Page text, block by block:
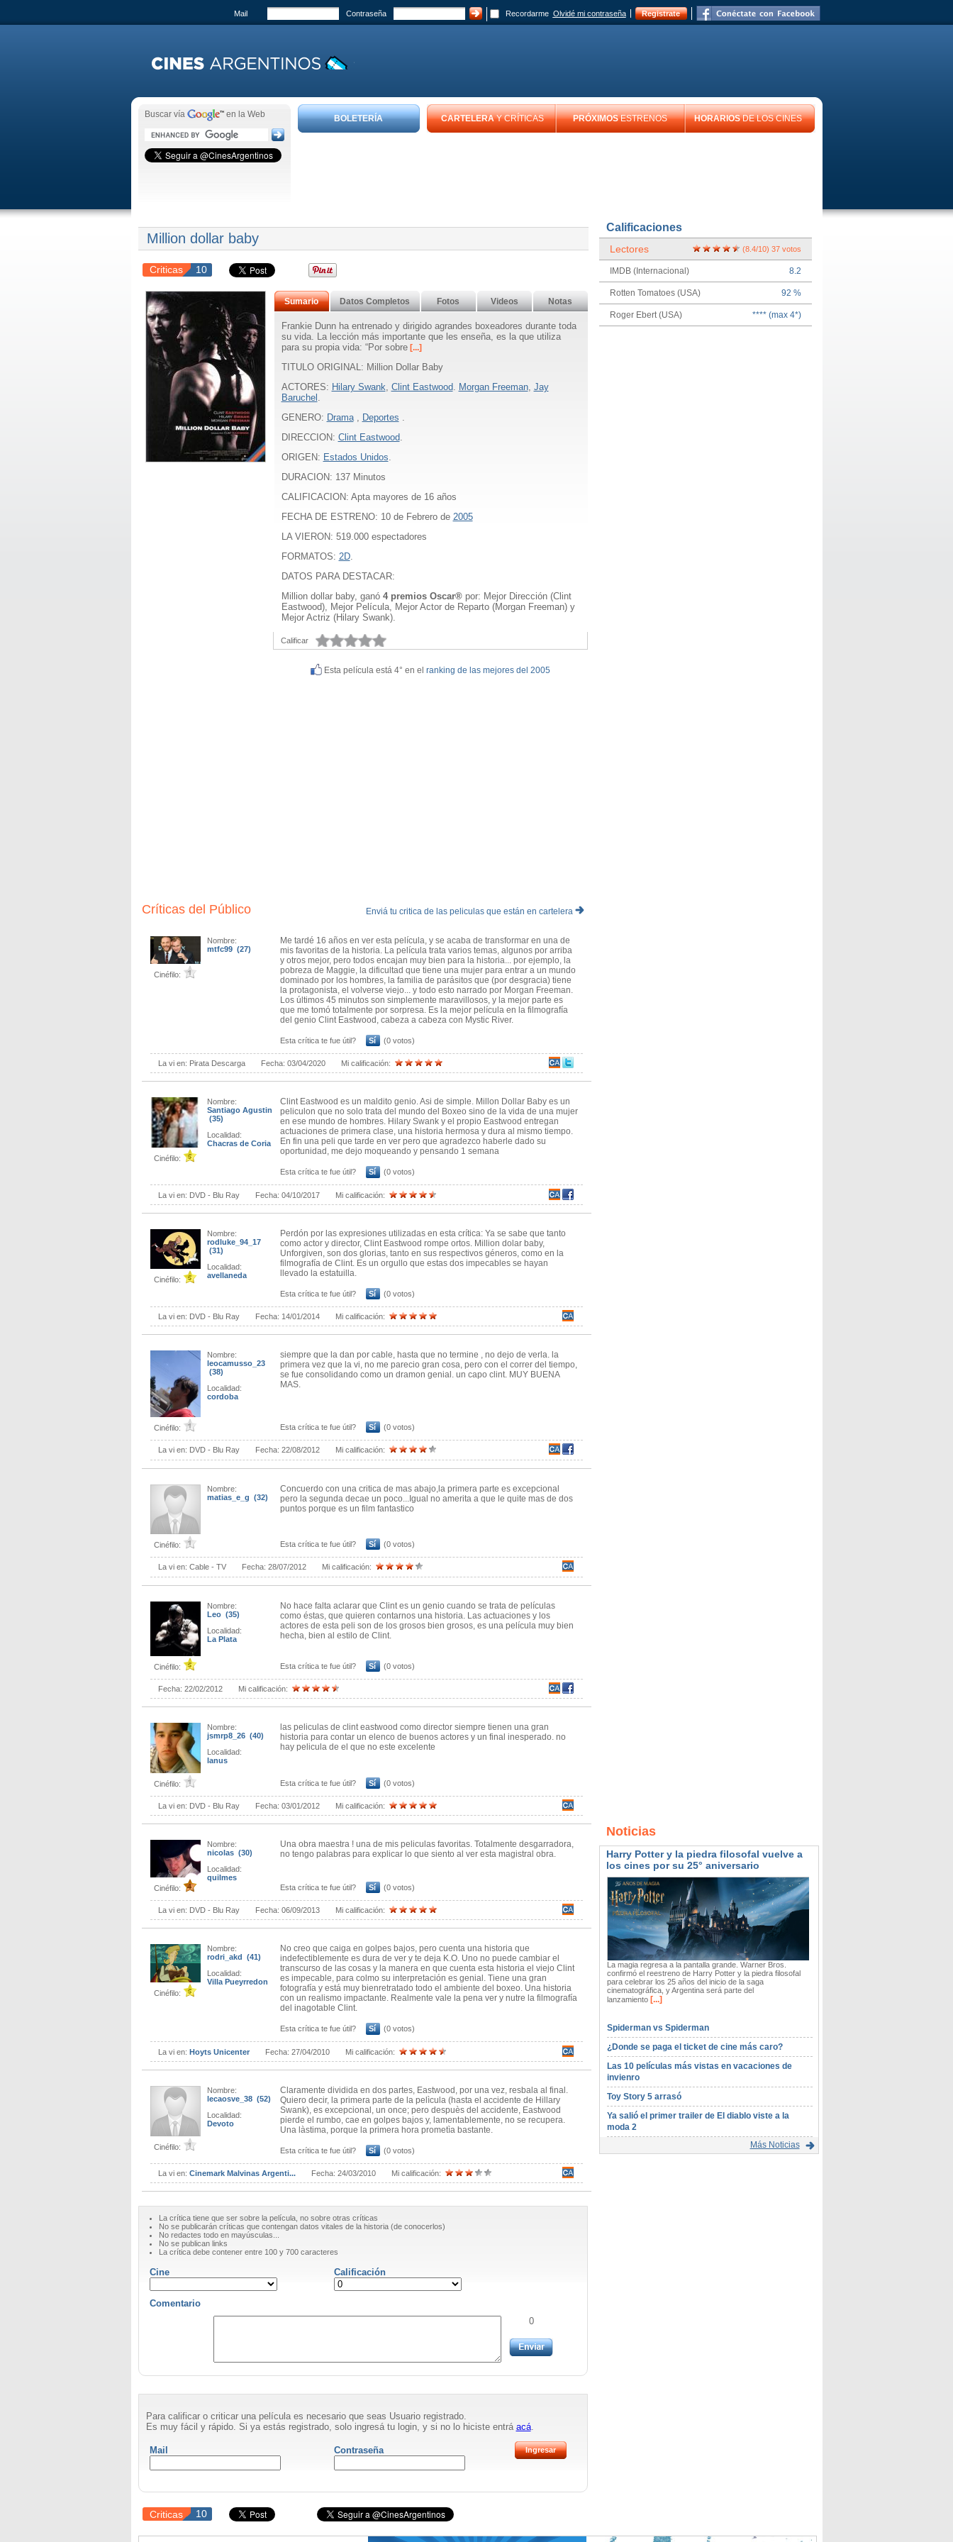
Mail Contraseña Recordarme Olvidé mi contraseña Registrate
Buscar vía en la Web BOLETERÍA CARTELERAY CRÍTICAS PRÓXIMOSESTRENOS HORARIOSDE LOS CINES
Million dollar baby
Criticas 10
Sumario Datos Completos Fotos Videos Notas
Frankie Dunn ha entrenado y dirigido agrandes boxeadores durante toda
su vida. La lección más importante que les enseña, es la que utiliza
para su propia vida: “Por sobre[...]
TITULO ORIGINAL: Million Dollar Baby
ACTORES: Hilary Swank, Clint Eastwood. Morgan Freeman, Jay
Baruchel .
GENERO: Drama, Deportes .
DIRECCION: Clint Eastwood.
ORIGEN: Estados Unidos.
DURACION: 137Minutos
CALIFICACION: Apta mayores de 16 años
FECHA DE ESTRENO: 10 de Febrero de 2005
LA VIERON: 519.000 espectadores
FORMATOS: 2D.
DATOS PARA DESTACAR:
Million dollar baby, ganó 4 premios Oscar® por: Mejor Dirección (Clint
Eastwood), Mejor Película, Mejor Actor de Reparto (Morgan Freeman) y
Mejor Actriz (Hilary Swank).
Calificar
Esta película está 4° en el ranking de las mejores del 2005
Enviá tu critica de las peliculas que están en cartelera
Críticas del Público
Cinéfilo:
Nombre:
mtfc99 (27)
Me tardé 16 años en ver esta película, y se acaba de transformar en una de
mis favoritas de la historia. La película trata varios temas, algunos por arriba
y otros mejor, pero todos encajan muy bien para la historia... por ejemplo, la
pobreza de Maggie, la dificultad que tiene una mujer para entrar a un mundo
dominado por los hombres, la familia de parásitos que (por desgracia) tiene
la protagonista, el volverse viejo... y todo esto narrado por Morgan Freeman.
Los últimos 45 minutos son simplemente maravillosos, y la mejor parte es
que me tomó totalmente por sorpresa. Es la mejor película en la filmografía
del genio Clint Eastwood, cabeza a cabeza con Mystic River.
Esta crítica te fue útil? Sí (0 votos)
La vi en: Pirata Descarga Fecha:03/04/2020 Mi calificación:
Cinéfilo:
Nombre:
Santiago Agustin
(35)
Localidad:
Chacras de Coria
Clint Eastwood es un maldito genio. Asi de simple. Millon Dollar Baby es un
peliculon que no solo trata del mundo del Boxeo sino de la vida de una mujer
en ese mundo de hombres. Hilary Swank y el propio Eastwood entregan
actuaciones de primera clase, una historia hermosa y dura al mismo tiempo.
En fin una peli que tarde en ver pero que agradezco haberle dado su
oportunidad, me dejo moqueando y pensando 1 semana
Esta crítica te fue útil? Sí (0 votos)
La vi en: DVD - Blu Ray Fecha:04/10/2017 Mi calificación:
Cinéfilo:
Nombre:
rodluke_94_17
(31)
Localidad:
avellaneda
Perdón por las expresiones utilizadas en esta crítica: Ya se sabe que tanto
como actor y director, Clint Eastwood rompe ortos. Million dolar baby,
Unforgiven, son dos glorias, tanto en sus respectivos géneros, como en la
filmografía de Clint. Es un orgullo que estas dos impecables se hayan
llevado la estatuilla.
Esta crítica te fue útil? Sí (0 votos)
La vi en: DVD - Blu Ray Fecha: 14/01/2014 Mi calificación:
Cinéfilo:
Nombre:
leocamusso_23
(38)
Localidad:
cordoba
siempre que la dan por cable, hasta que no termine , no dejo de verla. la
primera vez que la vi, no me parecio gran cosa, pero con el correr del tiempo,
se fue consolidando como un dramon genial. un capo clint. MUY BUENA
MAS.
Esta crítica te fue útil? Sí (0 votos)
La vi en: DVD - Blu Ray Fecha:22/08/2012 Mi calificación:
Cinéfilo:
Nombre:
matias_e_g (32)
Concuerdo con una critica de mas abajo,la primera parte es excepcional
pero la segunda decae un poco...Igual no amerita a que le quite mas de dos
puntos porque es un film fantastico
Esta crítica te fue útil? Sí (0 votos)
La vi en:Cable - TV Fecha:28/07/2012 Mi calificación:
Cinéfilo:
Nombre:
Leo (35)
Localidad:
La Plata
No hace falta aclarar que Clint es un genio cuando se trata de películas
como éstas, que quieren contarnos una historia. Las actuaciones y los
actores de esta peli son de los grosos bien grosos, es una película muy bien
hecha, bien al estilo de Clint.
Esta crítica te fue útil? Sí (0 votos)
Fecha:22/02/2012 Mi calificación:
Cinéfilo:
Nombre:
jsmrp8_26 (40)
Localidad:
lanus
las peliculas de clint eastwood como director siempre tienen una gran
historia para contar un elenco de buenos actores y un final inesperado. no
hay pelicula de el que no este excelente
Esta crítica te fue útil? Sí (0 votos)
La vi en: DVD - Blu Ray Fecha:03/01/2012 Mi calificación:
Cinéfilo:
Nombre:
nicolas (30)
Localidad:
quilmes
Una obra maestra ! una de mis peliculas favoritas. Totalmente desgarradora,
no tengo palabras para explicar lo que siento al ver esta magistral obra.
Esta crítica te fue útil? Sí (0 votos)
La vi en: DVD - Blu Ray Fecha:06/09/2013 Mi calificación:
Cinéfilo:
Nombre:
rodri_akd (41)
Localidad:
Villa Pueyrredon
No creo que caiga en golpes bajos, pero cuenta una historia que
indefectiblemente es dura de ver y te deja K.O. Uno no puede cambiar el
transcurso de las cosas y la manera en que cuenta esta historia el viejo Clint
es impecable, para colmo su interpretación es genial. Tiene una gran
fotografía y está muy bienretratado todo el ambiente del boxeo. Una historia
con un realismo impactante. Realmente vale la pena ver y nutre la filmografía
del inagotable Clint.
Esta crítica te fue útil? Sí (0 votos)
La vi en:Hoyts Unicenter Fecha:27/04/2010 Mi calificación:
Cinéfilo:
Nombre:
lecaosve_38 (52)
Localidad:
Devoto
Claramente dividida en dos partes, Eastwood, por una vez, resbala al final.
Quiero decir, la primera parte de la pelìcula (hasta el accidente de Hillary
Swank), es excepcional, un once; pero despuès del accidente, Eastwood
pierde el rumbo, cae en golpes bajos y, lamentablemente, no se recupera.
Una làstima, porque la primera hora prometìa bastante.
Esta crítica te fue útil? Sí (0 votos)
La vi en:Cinemark Malvinas Argenti... Fecha:24/03/2010 Mi calificación:
La crítica tiene que ser sobre la película, no sobre otras críticas
No se publicarán críticas que contengan datos vitales de la historia (de conocerlos)
No redactes todo en mayúsculas...
No se publican links
La crítica debe contener entre 100 y 700 caracteres
Cine Calificación
Comentario
0
Para calificar o criticar una película es necesario que seas Usuario registrado.
Es muy fácil y rápido. Si ya estás registrado, solo ingresá tu login, y si no lo hiciste entrá acá.
Mail Contraseña
Criticas 10
Calificaciones
Lectores (8.4/10) 37votos
IMDB (Internacional) 8.2
Rotten Tomatoes (USA) 92 %
Roger Ebert (USA) **** (max 4*)
Noticias
Harry Potter y la piedra filosofal vuelve a
los cines por su 25° aniversario
La magia regresa a la pantalla grande. Warner Bros.
confirmó el reestreno de Harry Potter y la piedra filosofal
para celebrar los 25 años del inicio de la saga
cinematográfica, y Argentina será parte del
lanzamiento[...]
Spiderman vs Spiderman
¿Donde se paga el ticket de cine más caro?
Las 10 películas más vistas en vacaciones de
invienro
Toy Story 5 arrasó
Ya salió el primer trailer de El diablo viste a la
moda 2
Más Noticias